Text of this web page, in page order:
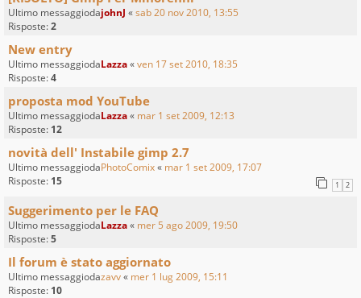
Ultimo messaggiodajohnJ «sab 20 nov 2010, 13:55
Risposte:2
New entry
Ultimo messaggiodaLazza«ven 17 set 2010, 18:35
Risposte:4
proposta mod YouTube
Ultimo messaggiodaLazza« mar 1 set 2009, 12:13
Risposte: 12
novità dell' Instabile gimp 2.7
Ultimo messaggiodaPhotoComix« mar 1 set 2009, 17:07
Risposte: 15 1 2
Suggerimento per le FAQ
Ultimo messaggiodaLazza« mer 5 ago 2009, 19:50
Risposte:5
Il forum è stato aggiornato
Ultimo messaggiodazavv« mer 1 lug 2009, 15:11
Risposte: 10